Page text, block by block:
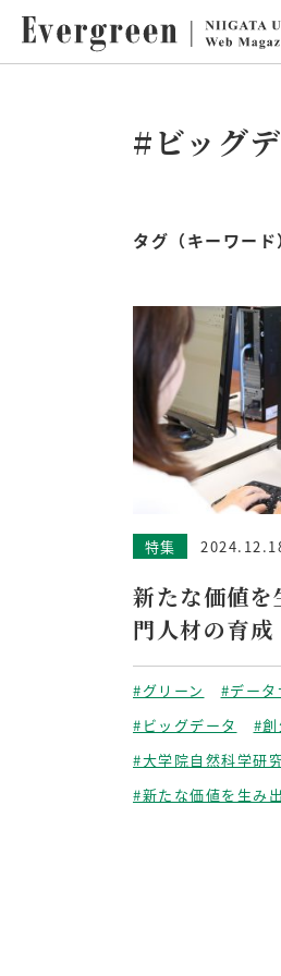
#ビッグ
タグ（キーワード
特集
新たな価値
門人材の育成
#グリーン #データ
#ビッグデータ
#
#大学院自然科学研
#新たな価値を生み